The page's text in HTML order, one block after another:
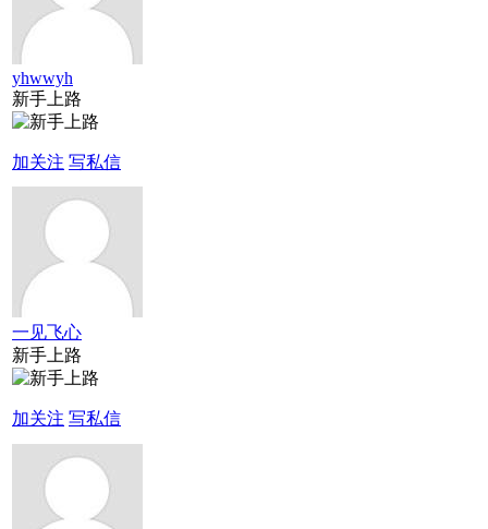
yhwwyh
新手上路
加关注 写私信
一见飞心
新手上路
加关注 写私信